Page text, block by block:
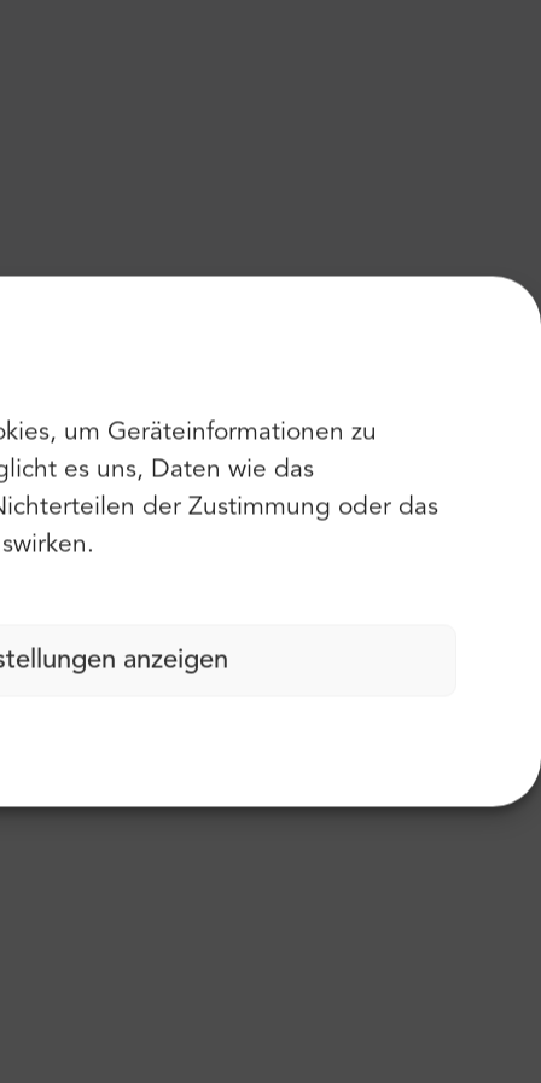
um Geräteinformationen zu
es uns, Daten wie das
der Zustimmung oder das
anzeigen